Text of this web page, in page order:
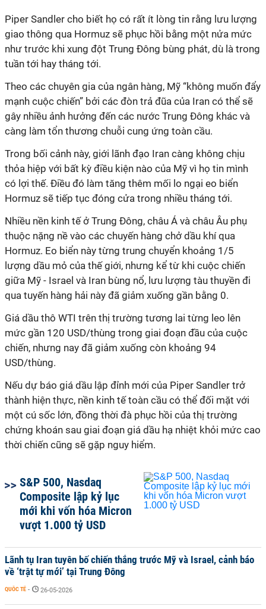
Piper Sandler cho biết họ có rất ít lòng tin rằng l ưu lượng
giao thông qua Hormuz sẽ phục hồi bằng một nửa mức
như trước khi xung đột Trung Đông bùng phát, dù là trong
tuần tới hay tháng tới.
Theo các chuyên gia của ngân hàng, Mỹ “không muốn đẩy
mạnh cuộc chiến” bởi các đòn trả đũa của Iran có thể sẽ
gây nhiều ảnh hưởng đến các nước Trung Đông khác và
càng làm tổn thương chuỗi cung ứng toàn cầu.
Trong bối cảnh này, giới lãnh đạo Iran càng không chịu
thỏa hiệp với bất kỳ điều kiện nào của Mỹ vì họ tin mình
có lợi thế. Điều đó làm tăng thêm mối lo ngại eo biển
Hormuz sẽ tiếp tục đóng cửa trong nhiều tháng tới.
Nhiều nền kinh tế ở Trung Đông, châu Á và châu Âu phụ
thuộc nặng nề vào các chuyến hàng chở dầu khí qua
Hormuz. Eo biển này từng trung chuyển khoảng 1/5
ượng dầu mỏ của thế giới, nhưng kể từ khi cuộc chiến
giữa Mỹ - Israel và Iran bùng nổ, lưu lượng tàu thuyền đi
qua tuyến hàng hải này đã giảm xuống gần bằng 0.
Giá dầu thô WTI trên thị trường tương lai từng leo lên
mức gần 120 USD/thùng trong giai đoạn đầu của cuộc
chiến, nhưng nay đã giảm xuống còn khoảng 94
USD/thùng.
Nếu dự báo giá dầu lập đỉnh mới của Piper Sandler trở
thành hiện thực, nền kinh tế toàn cầu có thể đối mặt với
một cú sốc lớn, đồng thời đà phục hồi của thị trường
chứng khoán sau giai đoạn giá dầu hạ nhiệt khỏi mức cao
thời chiến cũng sẽ gặp nguy hiểm.
S&P 500, Nasdaq
Composite lập kỷ lục
mới khi vốn hóa Micron
vượt 1.000 tỷ USD
Lãnh tụ Iran tuyên bố chiến thắng trước Mỹ và Israel, cảnh báo
về ‘trật tự mới’ tại Trung Đông
QUỐC TẾ - 26-05-2026